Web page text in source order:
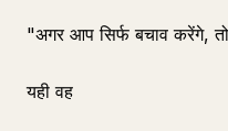
"अगर आप सिर्फ बचाव करेंगे,
यही वह